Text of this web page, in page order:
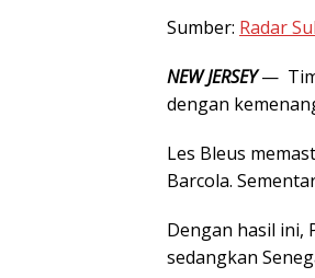
Sumber: Radar
NEW JERSEY —
dengan
Les Bleus
Barcola.
Dengan hasil ini,
sedangkan